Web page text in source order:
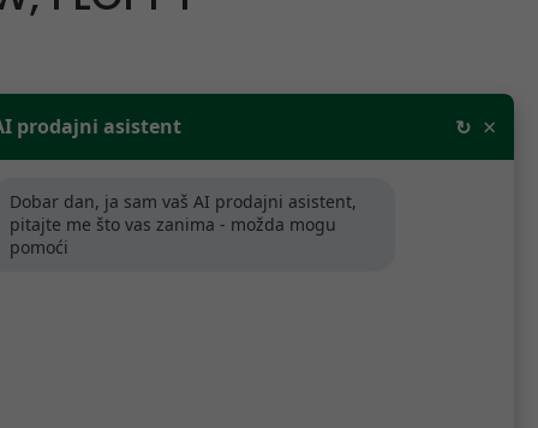
prodajni asistent ↻ ×
Dobar dan, ja sam vaš AI prodajni asistent,
pitajte me što vas zanima - možda mogu
pomoći